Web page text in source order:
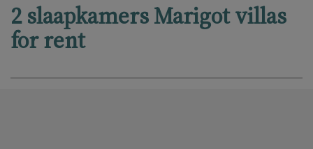
2 slaapkamers Marigot villas
for rent